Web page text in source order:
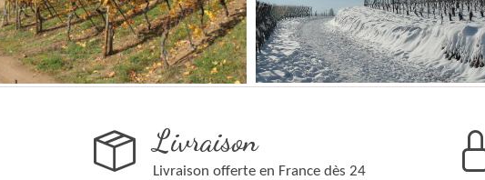
Livraison
Livraison offerte en France dès 24